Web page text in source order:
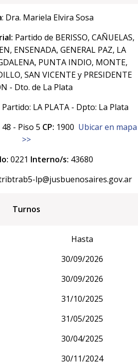
: Dra. Mariela Elvira Sosa
Partido de BERISSO, CAÑUELAS,
ENSENADA, GENERAL PAZ, LA
PUNTA INDIO, MONTE,
SAN VICENTE y PRESIDENTE
- Dto. de La Plata
Partido: LA PLATA - Dpto: La Plata
48 - Piso 5 CP: 1900 Ubicar en mapa
>>
0221 Interno/s: 43680
lp@jusbuenosaires.gov.ar
Turnos
Hasta
30/09/2026
30/09/2026
31/10/2025
31/05/2025
30/04/2025
30/11/2024